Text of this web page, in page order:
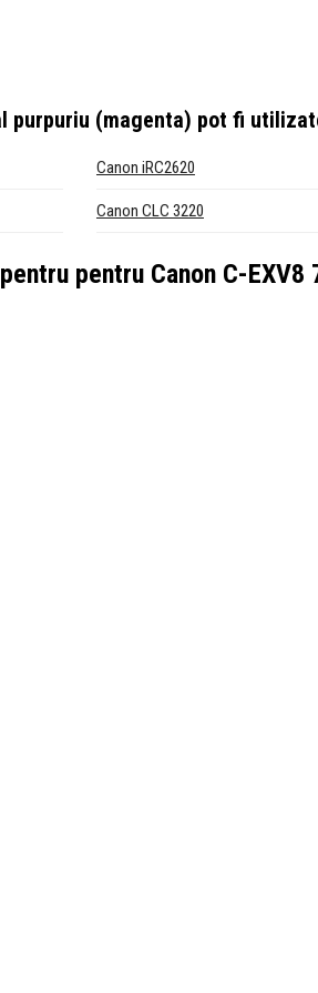
purpuriu (magenta) pot fi
Canon iRC2620
Canon CLC 3220
pentru Canon C-